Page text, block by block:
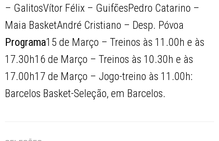
– GalitosVítor Félix – GuifõesPedro Catarino –
Maia BasketAndré Cristiano – Desp. Póvoa
Programa15 de Março – Treinos às 11.00h e às
17.30h16 de Março – Treinos às 10.30h e às
17.00h17 de Março – Jogo-treino às 11.00h:
Barcelos Basket-Seleção, em Barcelos.